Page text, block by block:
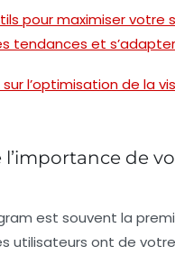
pour maximiser votre
tendances et s’adapter
l’optimisation de la
de
est souvent la
utilisateurs ont de